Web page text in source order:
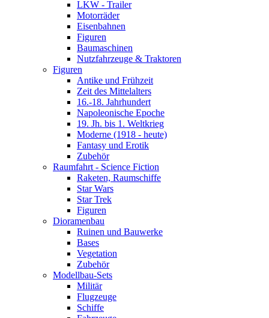
LKW - Trailer
Motorräder
Eisenbahnen
Figuren
Baumaschinen
Nutzfahrzeuge & Traktoren
Figuren
Antike und Frühzeit
Zeit des Mittelalters
16.-18. Jahrhundert
Napoleonische Epoche
19. Jh. bis 1. Weltkrieg
Moderne (1918 - heute)
Fantasy und Erotik
Zubehör
Raumfahrt - Science Fiction
Raketen, Raumschiffe
Star Wars
Star Trek
Figuren
Dioramenbau
Ruinen und Bauwerke
Bases
Vegetation
Zubehör
Modellbau-Sets
Militär
Flugzeuge
Schiffe